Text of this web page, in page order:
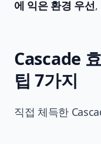
에 익은 환경 우선,
Cascade
팁 7가지
직접 체득한